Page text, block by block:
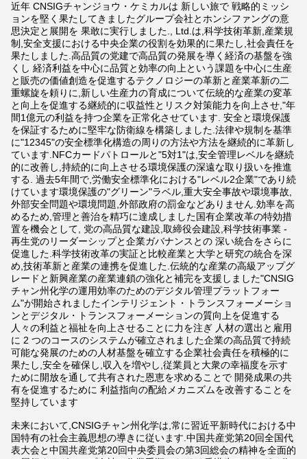
近年 CNSIGチャンジョウ・ケミカルは 新しい旅で 戦略的ミッシ
ョンを堅く果たしてきましたグループ会社とホンシファングの意
思決定と展開を 果敢に実行しました., Ltd.は,科学技術革新,産業規
制,安全支援における中央企業の役割を効果的に果たし,社会責任を
果たしました.高品質の党建で高品質の発展を導く経済の基盤を強
くし 経済利益を中心に品質と効率の向上という課題を中心に生産
と販売の価値創造を促進するテクノロジーの革新と産業革新の二
重螺旋を頼りに,新しい生産力の育成について伝統的な産業の変革
と向上を促進する継続的に収益性とリスク対策能力を向上させ,"年
間1億元の利益を持つ企業を正常化させています. 安全と環境保護
を保証するために堅牢な防衛線を構築しました.法律や規制を基準
に"12345"の安全標準化構造の周りの方法や方法を継続的に革新し
ています.NFCカードパトロールと"5対1"は,安全管理レベルを継続
的に改善し,持続的に向上させる環境保護の深遠な取り扱いを推進
する. 過去5年間で,労働安全標準化における"レベル2企業"であり続
けています環境保護の"グリーン"ラベル,重大安全事故や環境事故,
外部安全問題や環境問題,外部政府の罰金などありません.効率を高
めるため,管理と善治を精巧に達成しました国有企業改革の特効措
置を機会として, 党の高品質な建設,取締役会建設,科学技術事業 -
再生党のリーダーシップと企業ガバナンスとの 深い統合をさらに
促進した.科学技術改革の実証と比較産業と大学と研究の統合を深
め,技術革新と産業の連携を促進した.伝統的な産業の高級アップグ
レードと新興産業の産業連鎖の強化と補完を支援しました"CNSIG
チャン州化学の運用効率のためのデジタル管理プラットフォー
ム"が開始されましたインテリジェント・トランスフォーメーショ
ンとデジタル・トランスフォーメーションの質向上を促進する
人々の利益と福祉を向上させることに力を注ぎ 人材の選出と雇用
に 2 つのコースのシステムが確立されました企業の高品質で持続
可能な発展のための人材基盤を確立する企業社会責任を積極的に
果たし,安全を確保し,収入を増やし,従業員と大衆の幸福度を示す
ために開放を通して共有された恩恵を求めることで 開発成果の共
有を促進するために 利益指向の配給メカニズムを改善することを
堅持しています
未来において,CNSIGチャン州化学は,常に習近平新時代における中
国特有の社会主義思想の導きに従います.中国共産党第20回全国代
表大会と中国共産党第20回中央委員会の第3回総会の精神を全面的